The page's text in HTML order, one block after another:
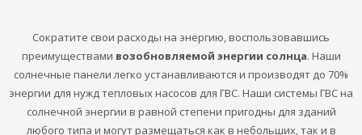
Сократите свои расходы на энергию, воспользовавшись
преимуществами возобновляемой энергии солнца. Наши
солнечные панели легко устанавливаются и производят до 70%
энергии для нужд тепловых насосов для ГВС. Наши системы ГВС на
солнечной энергии в равной степени пригодны для зданий
любого типа и могут размещаться как в небольших, так и в